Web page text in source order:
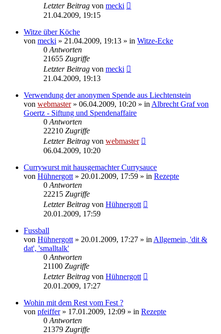
Letzter Beitrag von mecki
21.04.2009, 19:15
Witze über Köche
von mecki » 21.04.2009, 19:13 » in Witze-Ecke
0 Antworten
21655 Zugriffe
Letzter Beitrag von mecki
21.04.2009, 19:13
Verwendung der anonymen Spende aus Liechtenstein
von webmaster» 06.04.2009, 10:20 » in Albrecht Graf von
Goertz - Siftung und Spendenaffaire
0 Antworten
22210 Zugriffe
Letzter Beitrag von webmaster
06.04.2009, 10:20
Currywurst mit hausgemachter Currysauce
von Hühnergott » 20.01.2009, 17:59 » in Rezepte
0 Antworten
22215 Zugriffe
Letzter Beitrag von Hühnergott
20.01.2009, 17:59
Fussball
von Hühnergott » 20.01.2009, 17:27 » in Allgemein, 'dit &
dat', 'smalltalk'
0 Antworten
21100 Zugriffe
Letzter Beitrag von Hühnergott
20.01.2009, 17:27
Wohin mit dem Rest vom Fest ?
von pfeiffer» 17.01.2009, 12:09 » in Rezepte
0 Antworten
21379 Zugriffe